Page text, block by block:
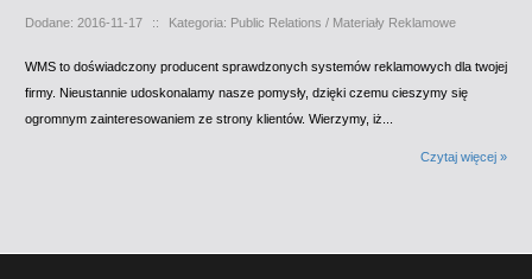
Dodane: 2016-11-17 :: Kategoria: Public Relations / Materiały Reklamowe
WMS to doświadczony producent sprawdzonych systemów reklamowych dla twojej
firmy. Nieustannie udoskonalamy nasze pomysły, dzięki czemu cieszymy się
ogromnym zainteresowaniem ze strony klientów. Wierzymy, iż...
Czytaj więcej »